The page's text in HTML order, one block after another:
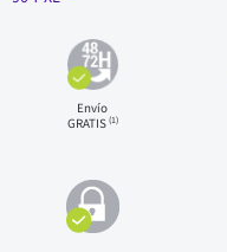
Envío
GRATIS(1)